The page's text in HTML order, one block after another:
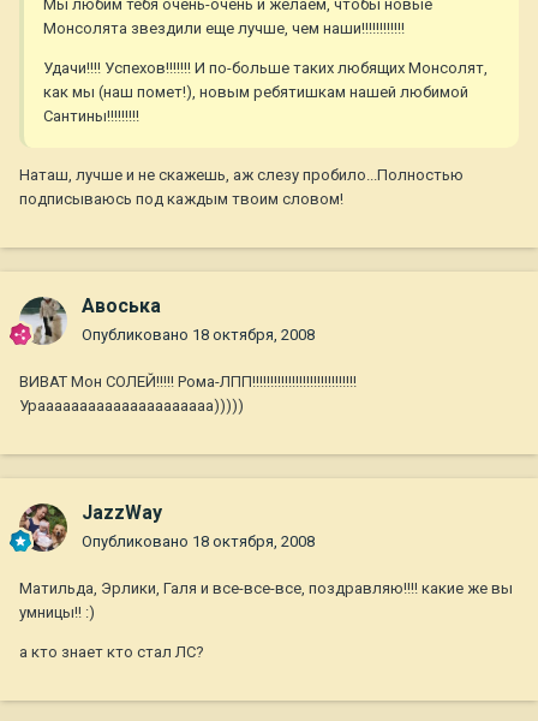
Мы любим тебя очень-очень и желаем, чтобы новые
Монсолята звездили еще лучше, чем наши!!!!!!!!!!!!
Удачи!!!! Успехов!!!!!!! И по-больше таких любящих Монсолят,
как мы (наш помет!), новым ребятишкам нашей любимой
Сантины!!!!!!!!!
Наташ, лучше и не скажешь, аж слезу пробило...Полностью
подписываюсь под каждым твоим словом!
Авоська
Опубликовано 18 октября, 2008
ВИВАТ Мон СОЛЕЙ!!!!! Рома-ЛПП!!!!!!!!!!!!!!!!!!!!!!!!!!!!!
Урааааааааааааааааааааа)))))
JazzWay
Опубликовано 18 октября, 2008
Матильда, Эрлики, Галя и все-все-все, поздравляю!!!! какие же вы
умницы!! :)
а кто знает кто стал ЛС?